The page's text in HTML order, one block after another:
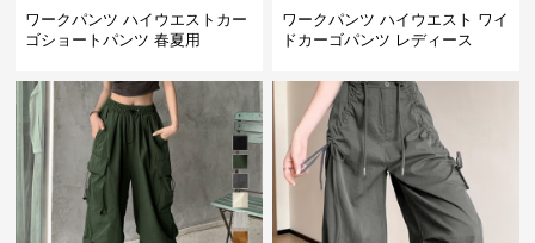
ワークパンツ ハイウエストカー
ゴショートパンツ 春夏用
ワークパンツ ハイウエスト ワイ
ドカーゴパンツ レディース